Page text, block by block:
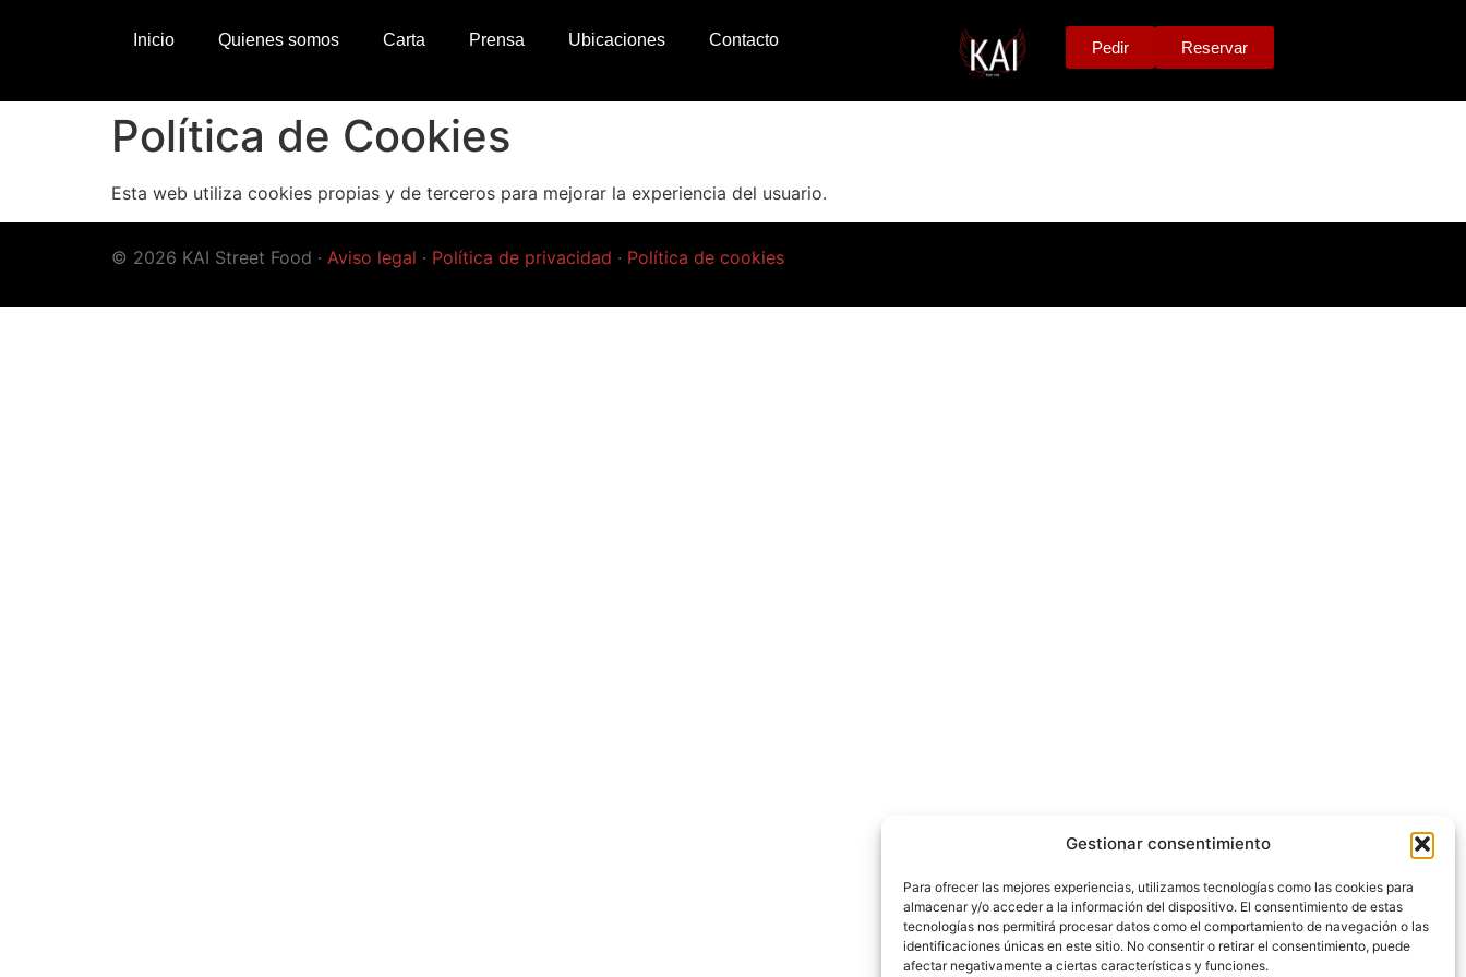
Gestionar consentimiento
Para ofrecer las mejores experiencias, utilizamos tecnologías como las cookies para
almacenar y/o acceder a la información del dispositivo. El consentimiento de estas
tecnologías nos permitirá procesar datos como el comportamiento de navegación o las
identificaciones únicas en este sitio. No consentir o retirar el consentimiento, puede
afectar negativamente a ciertas características y funciones.
Inicio Quienes somos Carta Prensa Ubicaciones Contacto Pedir Reservar
Política de Cookies
Esta web utiliza cookies propias y de terceros para mejorar la experiencia del usuario.
© 2026 KAI Street Food · Aviso legal · Política de privacidad · Política de cookies